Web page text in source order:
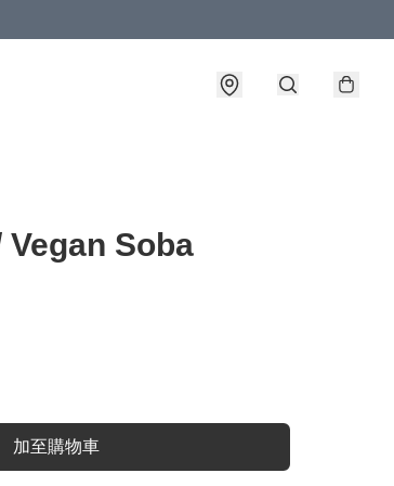
Vegan Soba
加至購物車